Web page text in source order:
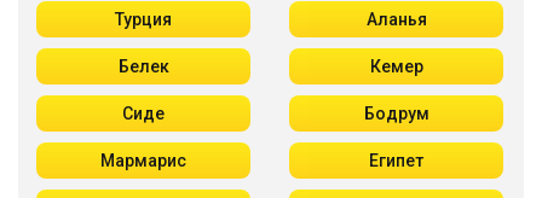
Турция Аланья
Белек Кемер
Сиде Бодрум
Мармарис Египет